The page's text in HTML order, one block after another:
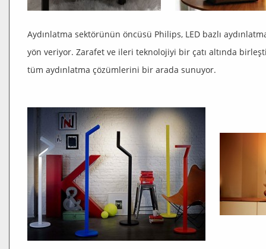
Aydınlatma sektörünün öncüsü Philips, LED bazlı
yön veriyor. Zarafet ve ileri teknolojiyi bir çatı altında
tüm aydınlatma çözümlerini bir arada sunuyor.